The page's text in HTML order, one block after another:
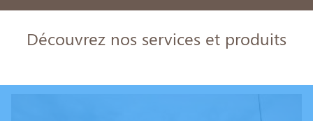
Découvrez nos services et produits